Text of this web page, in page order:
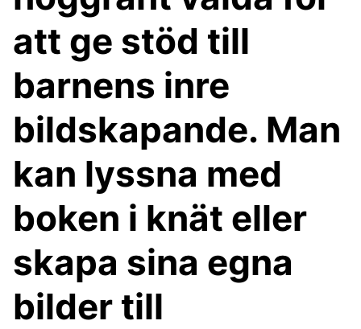
att ge stöd till
barnens inre
bildskapande. Man
kan lyssna med
boken i knät eller
skapa sina egna
bilder till